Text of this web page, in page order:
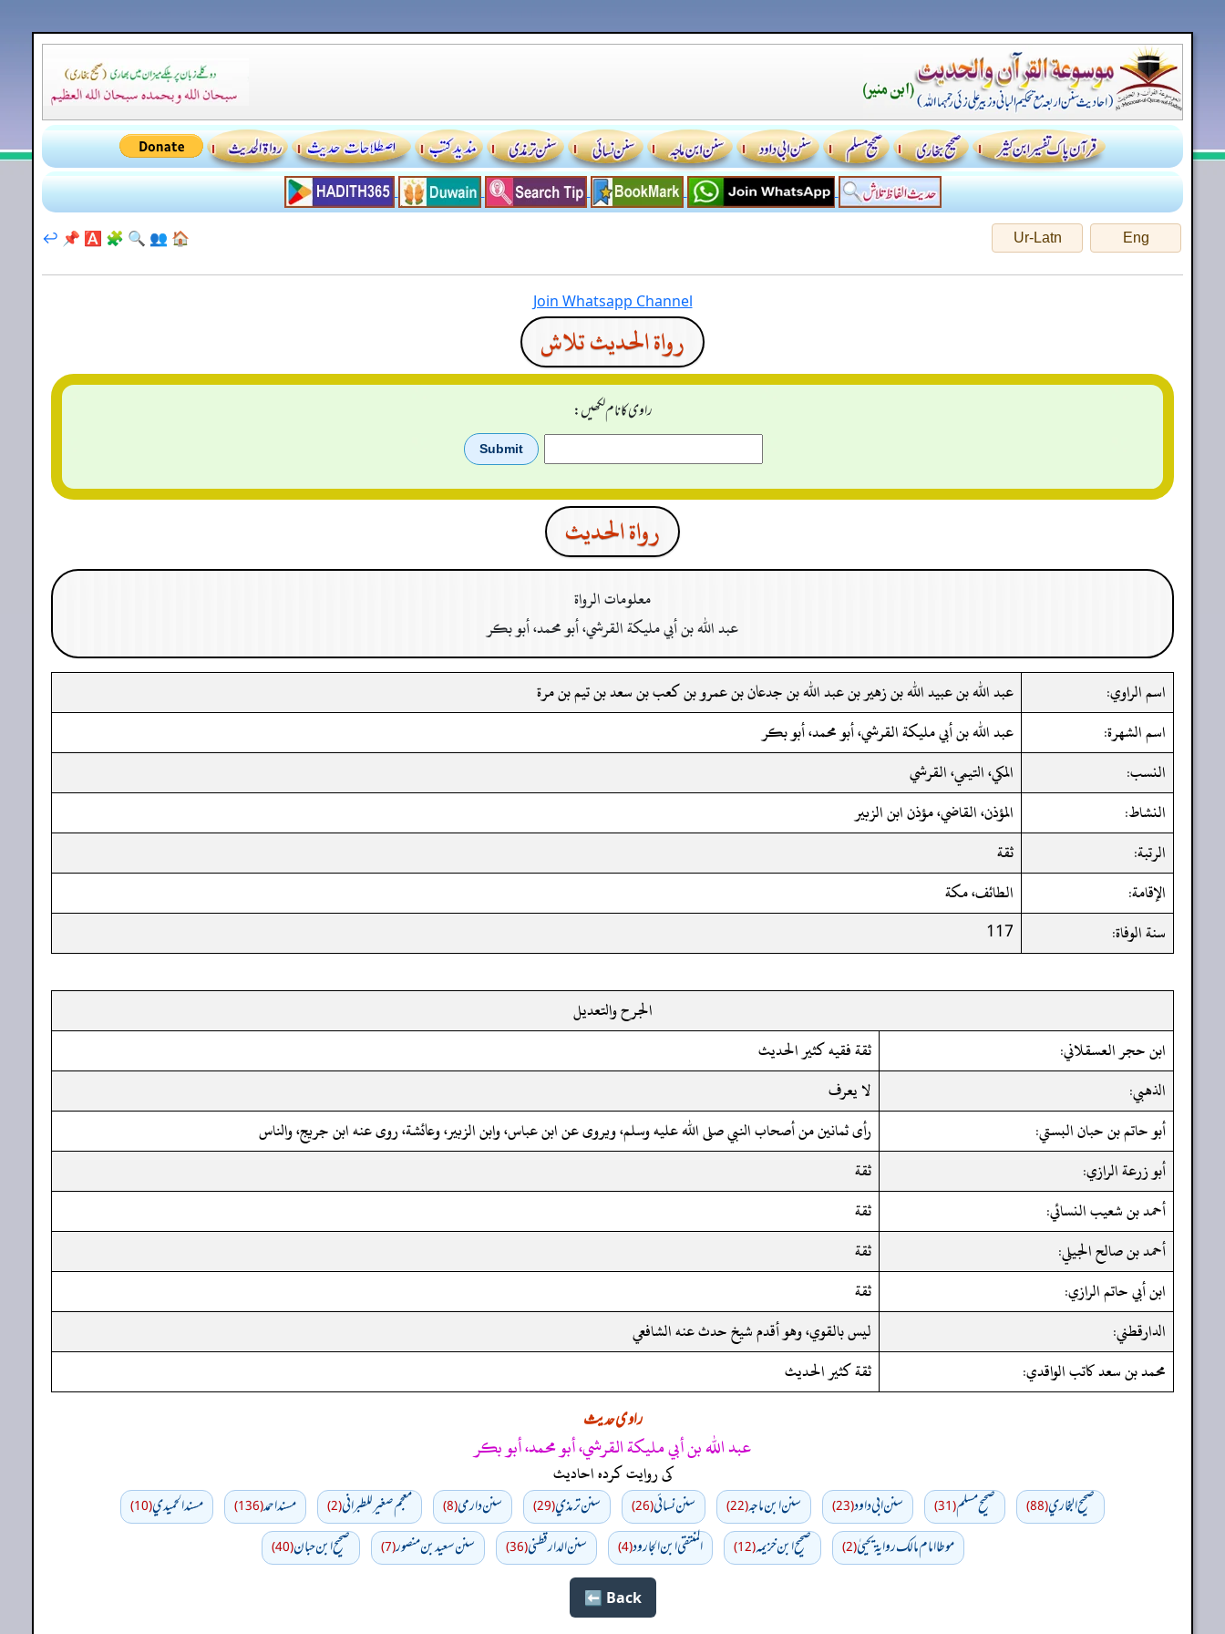
Eng
Ur-Latn
🏠
👥
🔍
🧩
🅰️
📌
↩️
Join Whatsapp Channel
رواة الحديث تلاش
راوی کا نام لکھیں:
رواة الحدیث
معلومات الرواة
عبد الله بن أبي مليكة القرشي، أبو محمد، أبو بكر
اسم الراوي:
عبد الله بن عبيد الله بن زهير بن عبد الله بن جدعان بن عمرو بن كعب بن سعد بن تيم بن مرة
اسم الشهرة:
عبد الله بن أبي مليكة القرشي، أبو محمد، أبو بكر
النسب:
المكي، التيمي، القرشي
النشاط:
المؤذن، القاضي، مؤذن ابن الزبير
الرتبة:
ثقة
الإقامة:
الطائف، مكة
سنة الوفاة:
117
الجرح والتعديل
ابن حجر العسقلاني:
ثقة فقيه كثير الحديث
الذهبي:
لا يعرف
أبو حاتم بن حبان البستي:
رأى ثمانين من أصحاب النبي صلى الله عليه وسلم، ويروى عن ابن عباس، وابن الزبير، وعائشة، روى عنه ابن جريج، والناس
أبو زرعة الرازي:
ثقة
أحمد بن شعيب النسائي:
ثقة
أحمد بن صالح الجيلي:
ثقة
ابن أبي حاتم الرازي:
ثقة
الدارقطني:
ليس بالقوي، وهو أقدم شيخ حدث عنه الشافعي
محمد بن سعد كاتب الواقدي:
ثقة كثير الحديث
راوی حدیث
عبد الله بن أبي مليكة القرشي، أبو محمد، أبو بكر
کی روایت کردہ احادیث
صحيح البخاري(88) صحيح مسلم(31) سنن ابي داود(23) سنن ابن ماجه(22) سنن نسائي(26) سنن ترمذي(29) سنن دارمي(8) معجم صغير للطبراني(2) مسند احمد(136) مسند الحميدي(10)
موطا امام مالك رواية يحييٰ(2) صحيح ابن خزيمه(12) المنتقى ابن الجارود(4) سنن الدارقطني(36) سنن سعید بن منصور(7) صحیح ابن حبان(40)
Back ⬅️